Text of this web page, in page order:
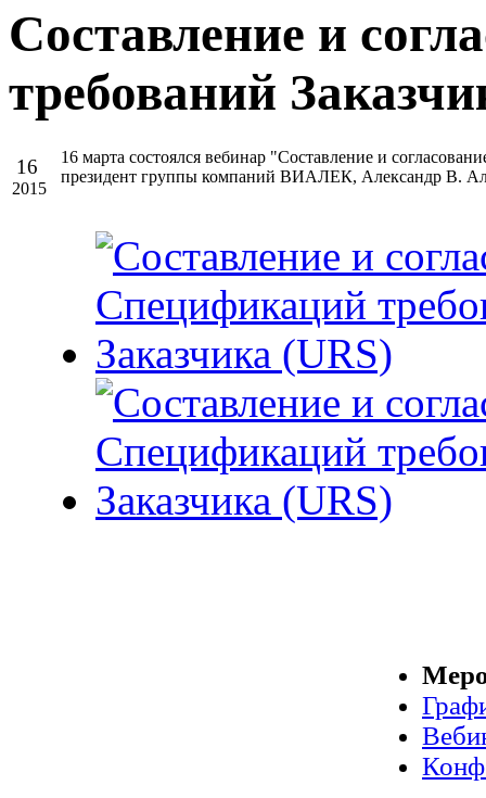
Составление и
требований
16
2015
16 марта состоялся вебинар "Составление и
президент группы компаний ВИАЛЕК, Александр В.